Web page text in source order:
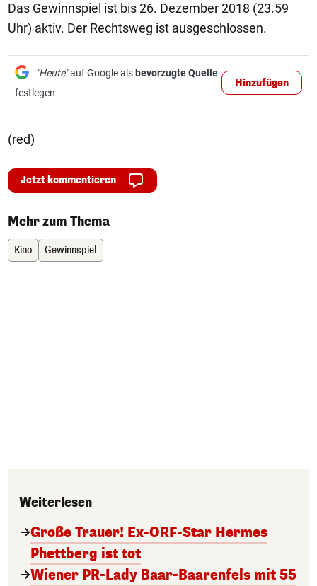
Das Gewinnspiel ist bis 26. Dezember 2018 (23.59
Uhr) aktiv. Der Rechtsweg ist ausgeschlossen.
"Heute"auf Google als bevorzugte Quelle
festlegen
Hinzufügen
(red)
Jetzt kommentieren
Mehr zum Thema
Kino Gewinnspiel
Weiterlesen
Große Trauer! Ex-ORF-Star Hermes
Phettberg ist tot
Wiener PR-Lady Baar-Baarenfels mit 55